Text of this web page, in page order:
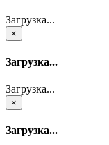
Загрузка...
×
Загрузка...
Загрузка...
×
Загрузка...